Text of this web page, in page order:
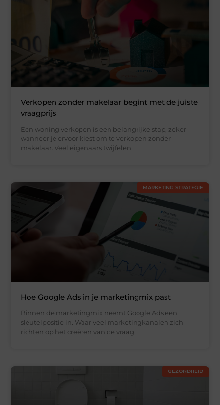
Verkopen zonder makelaar begint met de juiste
vraagprijs
Een woning verkopen is een belangrijke stap, zeker
wanneer je ervoor kiest om te verkopen zonder
makelaar. Veel eigenaars twijfelen
MARKETING STRATEGIE
Hoe Google Ads in je marketingmix past
Binnen de marketingmix neemt Google Ads een
sleutelpositie in. Waar veel marketingkanalen zich
richten op het creëren van de vraag
GEZONDHEID